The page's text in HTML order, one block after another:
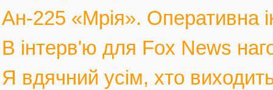
Ан-225 «Мрія». Оперативна
В інтерв'ю для Fox News
Я вдячний усім, хто